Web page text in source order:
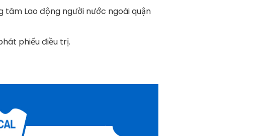
tâm Lao động người nước ngoài quận
phiếu điều trị.